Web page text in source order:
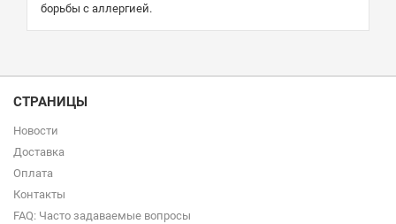
борьбы с аллергией.
СТРАНИЦЫ
Новости
Доставка
Оплата
Контакты
FAQ: Часто задаваемые вопросы